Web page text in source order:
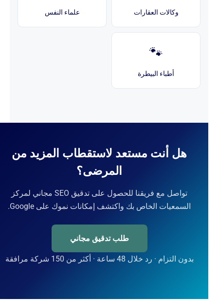
وكالات العقارات علماء النفس
🐾
أطباء البيطرة
هل أنت مستعد لاستقطاب المزيد من
المرضى؟
تواصل مع فريقنا للحصول على تدقيق SEO مجاني لمركز
السمعيات الخاص بك واكتشف إمكانات نموك على Google.
طلب تدقيق مجاني
بدون التزام · رد خلال 48 ساعة · أكثر من 150 شركة مرافقة